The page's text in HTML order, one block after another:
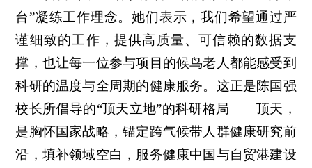
台”凝练工作理念。她们表示，我们希望通过严
谨细致的工作，提供高质量、可信赖的数据支
撑，也让每一位参与项目的候鸟老人都能感受到
科研的温度与全周期的健康服务。这正是陈国强
校长所倡导的“顶天立地”的科研格局——顶天，
是胸怀国家战略，锚定跨气候带人群健康研究前
沿，填补领域空白，服务健康中国与自贸港建设